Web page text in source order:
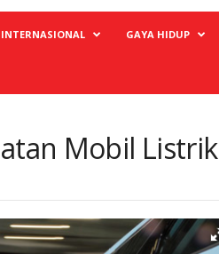
INTERNASIONAL GAYA HIDUP
Mobil Listrik